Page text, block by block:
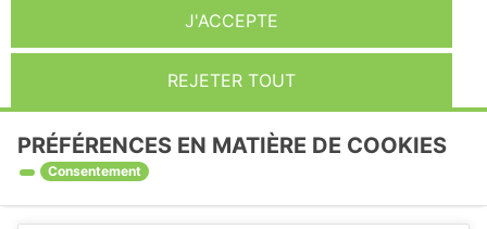
REJETER TOUT
J'ACCEPTE
PRÉFÉRENCES EN MATIÈRE DE COOKIES
Consentement